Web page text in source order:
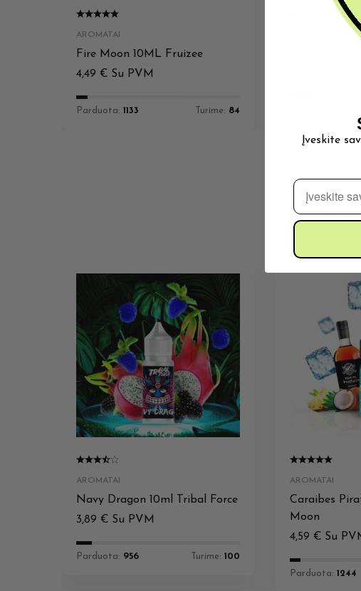
AROMATAI
Fire Moon 10ML Fruizee
4,49 € Su PVM
Parduota: 1133 Turime: 84
Mangue
AROMATAI
Navy Dragon 10ml Tribal Force
3,89 € Su PVM
Parduota: 956 Turime: 100
AROMATAI
Caraibes
Moon
4,59 € Su
Parduota: 1244
Įveskite
El. Pašto